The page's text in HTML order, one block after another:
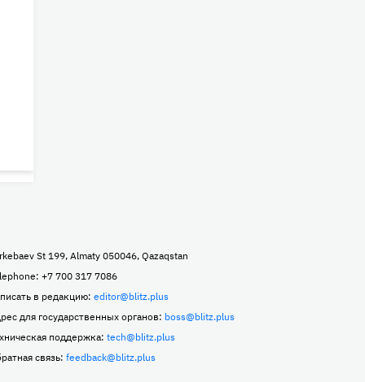
St 199, Almaty 050046, Qazaqstan
+7 700 317 7086
в редакцию: editor@blitz.plus
для государственных органов: boss@blitz.plus
поддержка: tech@blitz.plus
связь: feedback@blitz.plus